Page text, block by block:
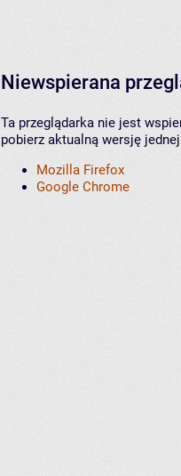
Niewspierana
Ta przeglądarka nie jest
pobierz aktualną wersję
Mozilla Firefox
Google Chrome